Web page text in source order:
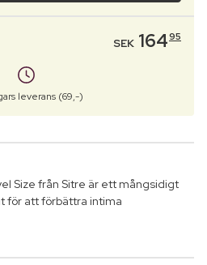
SEK 16495
leverans (69,-)
Size från Sitre är ett mångsidigt
för att förbättra intima